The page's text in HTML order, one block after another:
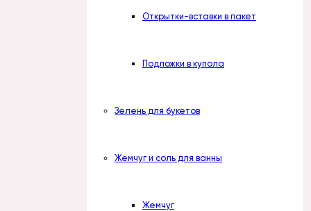
Открытки-вставки в пакет
Подложки в купола
Зелень для букетов
Жемчуг и соль для ванны
Жемчуг